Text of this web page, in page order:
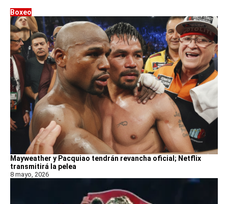
Boxeo
Mayweather y Pacquiao tendrán revancha oficial; Netflix
transmitirá la pelea
8 mayo, 2026